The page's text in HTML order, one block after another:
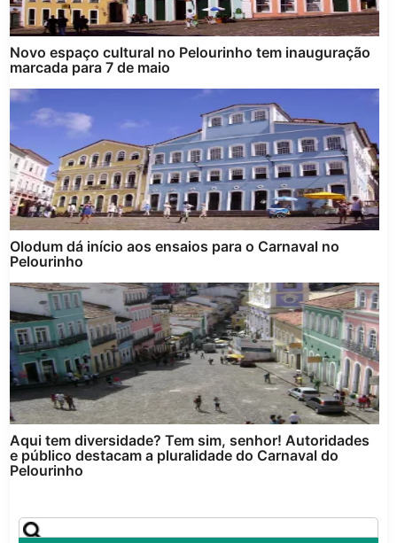
Novo espaço cultural no Pelourinho tem inauguração
marcada para 7 de maio
Olodum dá início aos ensaios para o Carnaval no
Pelourinho
Aqui tem diversidade? Tem sim, senhor! Autoridades
e público destacam a pluralidade do Carnaval do
Pelourinho